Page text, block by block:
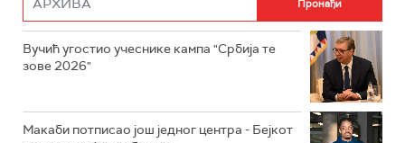
Вучић угостио учеснике кампа "Србија те
зове 2026"
Макаби потписао још једног центра - Бејкот